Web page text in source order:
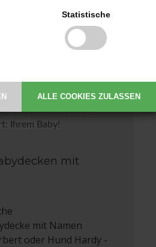
Statistische
ist sowohl im Sommer als
unverzichtbarer
- eine
ist noch dazu eine
und es wird
Ihrem Baby!
mit
mit Namen
oder Hund Hardy -